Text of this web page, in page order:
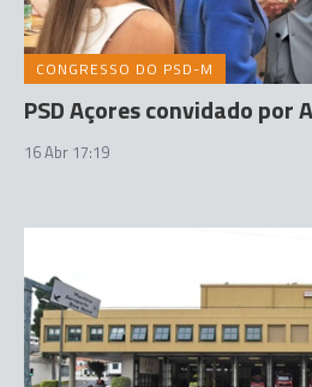
CONGRESSO DO PSD-M
PSD Açores convidado por
16 Abr 17:19